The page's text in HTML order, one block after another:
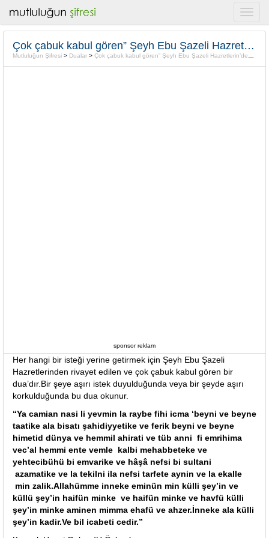
Çok çabuk kabul gören” Şeyh Ebu Şazeli Hazretlerin’den” dua
Mutluluğun Şifresi > Dualar > Çok çabuk kabul gören” Şeyh Ebu Şazeli Hazretlerin’den” dua
sponsor reklam
Her hangi bir isteği yerine getirmek için Şeyh Ebu Şazeli
Hazretlerinden rivayet edilen ve çok çabuk kabul gören bir
dua’dır.Bir şeye aşırı istek duyulduğunda veya bir şeyde aşırı
korkulduğunda bu dua okunur.
“Ya camian nasi li yevmin la raybe fihi icma ‘beyni ve beyne
taatike ala bisatı şahidiyyetike ve ferik beyni ve beyne
himetid dünya ve hemmil ahirati ve tüb anni fi emrihima
vec’al hemmi ente vemle kalbi mehabbeteke ve
yehtecibühü bi emvarike ve hâşâ nefsi bi sultani
azamatike ve la tekilni ila nefsi tarfete aynin ve la ekalle
min zalik.Allahümme inneke eminün min külli şey’in ve
küllü şey’in haifün minke ve haifün minke ve havfü külli
şey’in minke aminen mimma ehafü ve ahzer.İnneke ala külli
şey’in kadir.Ve bil icabeti cedir.”